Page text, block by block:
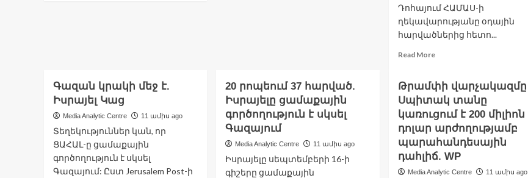
նախագահները
Դոհայում ՀԱՄԱՍ-ի
ղեկավարությանը օդային
հարվածներից հետո...
Read MoreRead
Անհրաժեշտ
է
վերանայել
Իսրայելի
հետ
հարաբերությունները.
արաբա-
իսլամական
Գազան կրակի մեջ է.
Իսրայել Կաց
Media Analytic Centre 11 ամիս ago
Տեղեկություններ կան, որ
ՑԱՀԱԼ-ը ցամաքային
գործողություն է սկսել
Գազայում: Ըստ Jerusalem Post-ի
20 րոպեում 37 հարված.
Իսրայելը ցամաքային
գործողություն է սկսել
Գազայում
Media Analytic Centre 11 ամիս ago
Իսրայելը սեպտեմբերի 16-ի
գիշերը ցամաքային
Թրամփի վարչակազմը
Սպիտակ տանը
կառուցում է 200 միլիոն
դոլար արժողությամբ
պարահանդեսային
դահլիճ. WP
Media Analytic Centre 11 ամիս ago